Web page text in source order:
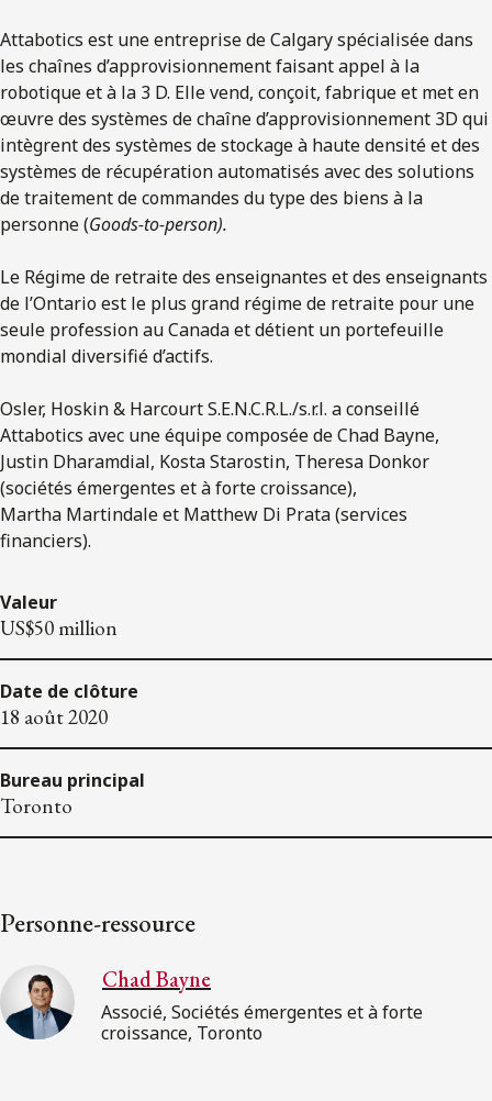
Attabotics est une entreprise de Calgary spécialisée dans
les chaînes d’approvisionnement faisant appel à la
robotique et à la 3 D. Elle vend, conçoit, fabrique et met en
œuvre des systèmes de chaîne d’approvisionnement 3D qui
intègrent des systèmes de stockage à haute densité et des
systèmes de récupération automatisés avec des solutions
de traitement de commandes du type des biens à la
personne (Goods-to-person).
Le Régime de retraite des enseignantes et des enseignants
de l’Ontario est le plus grand régime de retraite pour une
seule profession au Canada et détient un portefeuille
mondial diversifié d’actifs.
Osler, Hoskin & Harcourt S.E.N.C.R.L./s.r.l. a conseillé
Attabotics avec une équipe composée de Chad Bayne,
Justin Dharamdial, Kosta Starostin, Theresa Donkor
(sociétés émergentes et à forte croissance),
Martha Martindale et Matthew Di Prata (services
financiers).
Valeur
US$50 million
Date de clôture
18 août 2020
Bureau principal
Toronto
Personne-ressource
Chad Bayne
Associé, Sociétés émergentes et à forte
croissance, Toronto